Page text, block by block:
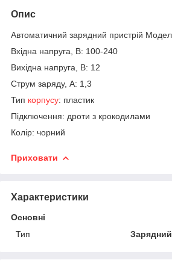
Опис
Автоматичний зарядний пристрій
Вхідна напруга, В: 100-240
Вихідна напруга, В: 12
Струм заряду, А: 1,3
Тип корпусу: пластик
Підключення: дроти з крокодилами
Колір: чорний
Приховати
Характеристики
Основні
Тип
Зарядний